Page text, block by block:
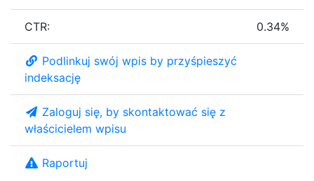
CTR: 0.34%
Podlinkuj swój wpis by przyśpieszyć
indeksację
Zaloguj się, by skontaktować się z
właścicielem wpisu
Raportuj